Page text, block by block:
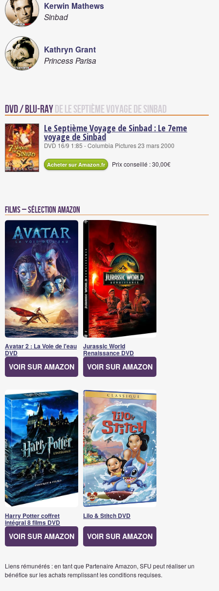
Kerwin Mathews
Sinbad
Kathryn Grant
Princess Parisa
DVD / Blu-Rayde Le Septième Voyage de Sinbad
Le Septième Voyage de Sinbad : Le 7eme
voyage de Sinbad
DVD 16/9 1:85 - Columbia Pictures 23 mars 2000
Acheter sur Amazon.fr Prix conseillé : 30,00€
Films – Sélection Amazon
Avatar 2 : La Voie de l'eau
DVD
VOIR SUR AMAZON
Jurassic World
Renaissance DVD
VOIR SUR AMAZON
Harry Potter coffret
intégral 8 films DVD
VOIR SUR AMAZON
Lilo & Stitch DVD
VOIR SUR AMAZON
Liens rémunérés : en tant que Partenaire Amazon, SFU peut réaliser un
bénéfice sur les achats remplissant les conditions requises.